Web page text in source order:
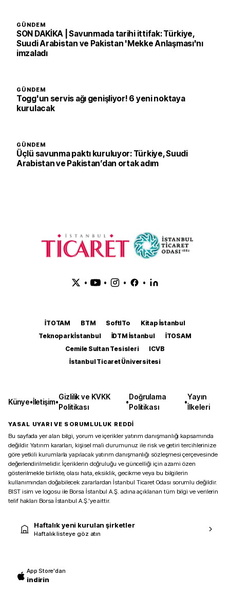
GÜNDEM
SON DAKİKA | Savunmada tarihi ittifak: Türkiye,
Suudi Arabistan ve Pakistan 'Mekke Anlaşması'nı
imzaladı
GÜNDEM
Togg'un servis ağı genişliyor! 6 yeni noktaya
kurulacak
GÜNDEM
Üçlü savunma paktı kuruluyor: Türkiye, Suudi
Arabistan ve Pakistan’dan ortak adım
• • • •
İTOTAM BTM SoftITo
Kitap İstanbul
Teknopark İstanbul
İDTM İstanbul
İTOSAM
Cemile Sultan Tesisleri
ICVB
İstanbul Ticaret Üniversitesi
Künye•İletişim•
Gizlilik ve KVKK
Politikası
•
Doğrulama
Politikası
•
Yayın
İlkeleri
YASAL UYARI VE SORUMLULUK REDDİ
Bu sayfada yer alan bilgi, yorum ve içerikler yatırım danışmanlığı kapsamında
değildir. Yatırım kararları, kişisel mali durumunuz ile risk ve getiri tercihlerinize
göre yetkili kurumlarla yapılacak yatırım danışmanlığı sözleşmesi çerçevesinde
değerlendirilmelidir. İçeriklerin doğruluğu ve güncelliği için azami özen
gösterilmekle birlikte, olası hata, eksiklik, gecikme veya bu bilgilerin
kullanımından doğabilecek zararlardan İstanbul Ticaret Odası sorumlu değildir.
BIST isim ve logosu ile Borsa İstanbul A.Ş. adına açıklanan tüm bilgi ve verilerin
telif hakları Borsa İstanbul A.Ş.’ye aittir.
Haftalık yeni kurulan şirketler
Haftalık listeye göz atın
App Store'dan
indirin